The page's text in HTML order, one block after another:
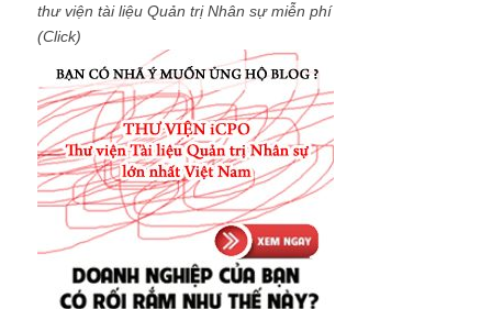
thư viện tài liệu Quản trị Nhân sự miễn phí
(Click)